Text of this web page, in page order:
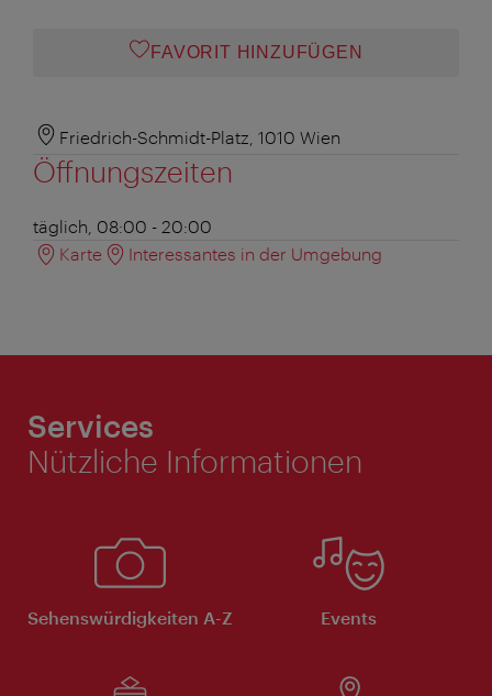
FAVORIT HINZUFÜGEN
Friedrich-Schmidt-Platz, 1010 Wien
Öffnungszeiten
täglich, 08:00 - 20:00
Karte
Interessantes in der Umgebung
Services
Nützliche Informationen
Sehenswürdigkeiten A-Z Events